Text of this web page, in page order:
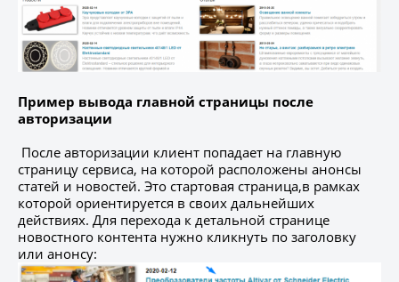
Пример вывода главной страницы после
авторизации
После авторизации клиент попадает на главную
страницу сервиса, на которой расположены анонсы
статей и новостей. Это стартовая страница,в рамках
которой ориентируется в своих дальнейших
действиях. Для перехода к детальной странице
новостного контента нужно кликнуть по заголовку
или анонсу: